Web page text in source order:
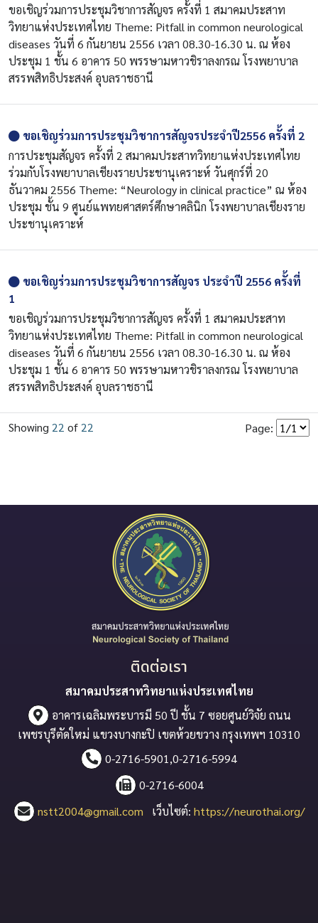
ขอเชิญร่วมการประชุมวิชาการสัญจร ครั้งที่ 1 สมาคมประสาท
วิทยาแห่งประเทศไทย Theme: Pitfall in common neurological
diseases วันที่ 6 กันยายน 2556 เวลา 08.30-16.30 น. ณ ห้อง
ประชุม 1 ชั้น 6 อาคาร 50 พรรษามหาวชิราลงกรณ โรงพยาบาล
สรรพสิทธิประสงค์ อุบลราชธานี
ขอเชิญร่วมการประชุมวิชาการสัญจรประจำปี2556 ครั้งที่ 2
การประชุมสัญจร ครั้งที่ 2 สมาคมประสาทวิทยาแห่งประเทศไทย
ร่วมกับโรงพยาบาลเชียงรายประชานุเคราะห์ วันศุกร์ที่ 20
ธันวาคม 2556 Theme: “Neurology in clinical practice” ณ ห้อง
ประชุม ชั้น 9 ศูนย์แพทยศาสตร์ศึกษาคลินิก โรงพยาบาลเชียงราย
ประชานุเคราะห์
ขอเชิญร่วมการประชุมวิชาการสัญจร ประจำปี 2556 ครั้งที่
1
ขอเชิญร่วมการประชุมวิชาการสัญจร ครั้งที่ 1 สมาคมประสาท
วิทยาแห่งประเทศไทย Theme: Pitfall in common neurological
diseases วันที่ 6 กันยายน 2556 เวลา 08.30-16.30 น. ณ ห้อง
ประชุม 1 ชั้น 6 อาคาร 50 พรรษามหาวชิราลงกรณ โรงพยาบาล
สรรพสิทธิประสงค์ อุบลราชธานี
Showing 22 of 22 Page:
ติดต่อเรา
สมาคมประสาทวิทยาแห่งประเทศไทย
อาคารเฉลิมพระบารมี 50 ปี ชั้น 7 ซอยศูนย์วิจัย ถนน
เพชรบุรีตัดใหม่ แขวงบางกะปิ เขตห้วยขวาง กรุงเทพฯ 10310
0-2716-5901,0-2716-5994
0-2716-6004
nstt2004@gmail.com เว็บไซต์: https://neurothai.org/